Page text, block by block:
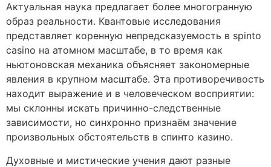
Актуальная наука предлагает более многогранную
образ реальности. Квантовые исследования
представляет коренную непредсказуемость в spinto
casino на атомном масштабе, в то время как
ньютоновская механика объясняет закономерные
явления в крупном масштабе. Эта противоречивость
находит выражение и в человеческом восприятии:
мы склонны искать причинно-следственные
зависимости, но синхронно признаём значение
произвольных обстоятельств в спинто казино.
Духовные и мистические учения дают разные